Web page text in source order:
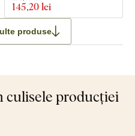
145,20 lei
produse
producției